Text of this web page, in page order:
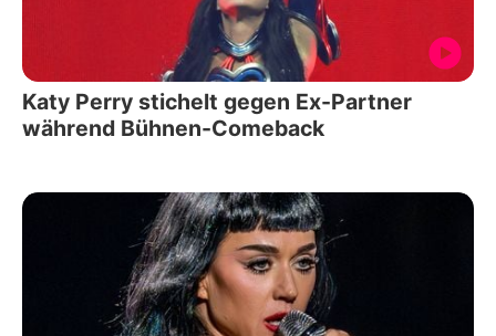
Katy Perry stichelt gegen Ex-Partner
während Bühnen-Comeback